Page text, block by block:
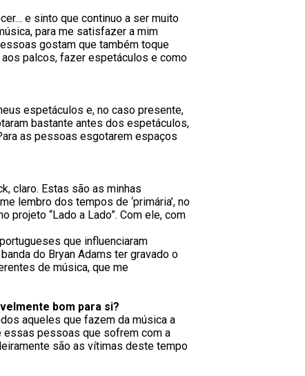
e sinto que continuo a ser muito
para me satisfazer a mim
gostam que também toque
palcos, fazer espetáculos e como
espetáculos e, no caso presente,
bastante antes dos espetáculos,
as pessoas esgotarem espaços
claro. Estas são as minhas
lembro dos tempos de ‘primária’, no
projeto “Lado a Lado”. Com ele, com
que influenciaram
do Bryan Adams ter gravado o
de música, que me
bom para si?
aqueles que fazem da música a
essas pessoas que sofrem com a
são as vítimas deste tempo